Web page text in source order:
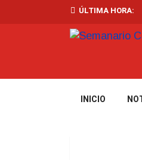
ÚLTIMA HORA:
INICIO